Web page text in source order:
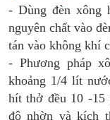
- Dùng đèn xông
nguyên chất vào
tán vào không khí
- Phương pháp
khoảng 1/4 lít
hít thở đều 10 -15
độ nhờn và kích